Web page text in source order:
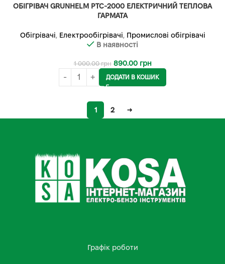
ОБІГРІВАЧ GRUNHELM PTC-2000 ЕЛЕКТРИЧНИЙ ТЕПЛОВА
ГАРМАТА
Обігрівачі, Електрообігрівачі, Промислові обігрівачі
В наявності
1 000.00грн 890.00 грн
ДОДАТИ В КОШИК
1 2 →
Графік роботи